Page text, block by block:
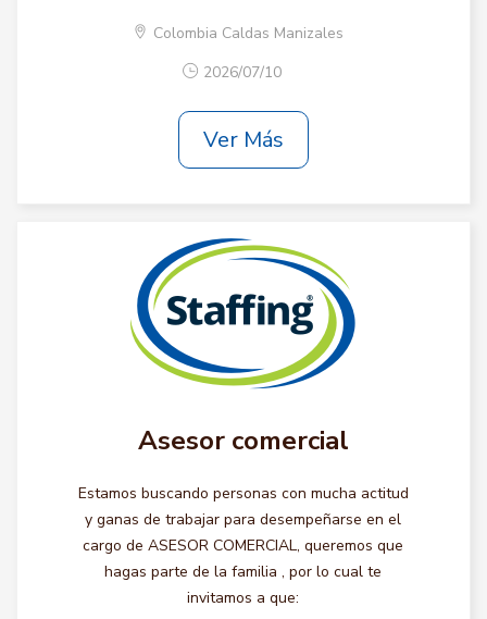
Colombia Caldas Manizales
2026/07/10
Ver Más
Asesor comercial
Estamos buscando personas con mucha actitud
y ganas de trabajar para desempeñarse en el
cargo de ASESOR COMERCIAL, queremos que
hagas parte de la familia , por lo cual te
invitamos a que: